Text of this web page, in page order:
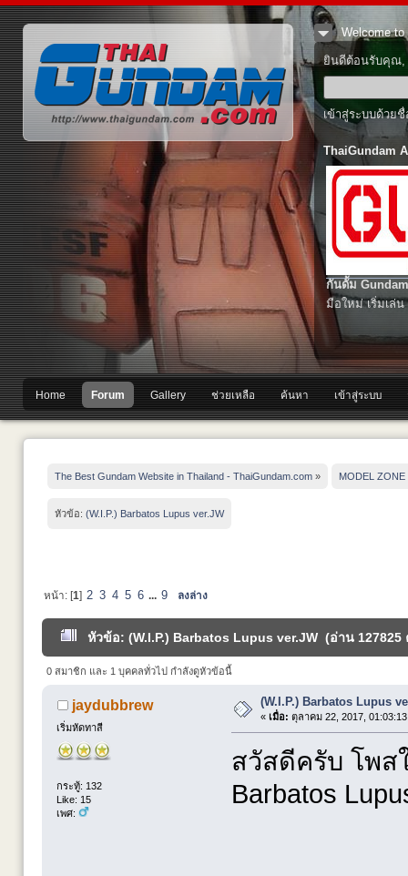
Welcome to
ยินดีต้อนรับคุณ,
เข้าสู่ระบบด้วย
ThaiGundam
กันดั้ม
มือใหม่ เริ่มเล่น
Home Forum Gallery ช่วยเหลือ ค้นหา เข้าสู่ระบบ
The Best Gundam Website in Thailand - ThaiGundam.com » MODEL ZONE
หัวข้อ: (W.I.P.) Barbatos Lupus ver.JW
หน้า: [1] 2 3 4 5 6 ... 9 ลงล่าง
หัวข้อ: (W.I.P.) Barbatos Lupus ver.JW (อ่าน 127825
0 สมาชิก และ 1 บุคคลทั่วไป กำลังดูหัวข้อนี้
jaydubbrew
เริ่มหัดทาสี
กระทู้: 132
Like: 15
เพศ:
(W.I.P.) Barbatos Lupus
« เมื่อ: ตุลาคม 22, 2017,
สวัสดีครับ โพส
Barbatos